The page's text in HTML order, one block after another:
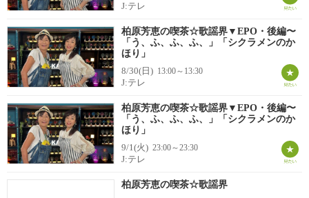
J:テレ
柏原芳恵の喫茶☆歌謡界▼EPO・後編〜
「う、ふ、ふ、ふ、」「シクラメンのか
ほり」
8/30(日) 13:00～13:30
J:テレ
柏原芳恵の喫茶☆歌謡界▼EPO・後編〜
「う、ふ、ふ、ふ、」「シクラメンのか
ほり」
9/1(火) 23:00～23:30
J:テレ
柏原芳恵の喫茶☆歌謡界